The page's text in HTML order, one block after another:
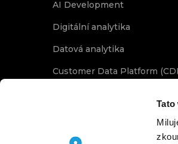
Tato
AI Development
Digitální analytika
Datová analytika
Customer Data Platform